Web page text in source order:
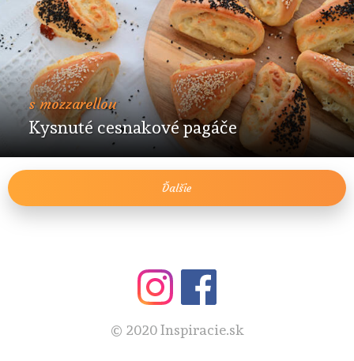
s mozzarellou
Kysnuté cesnakové pagáče
Ďalšie
© 2020 Inspiracie.sk